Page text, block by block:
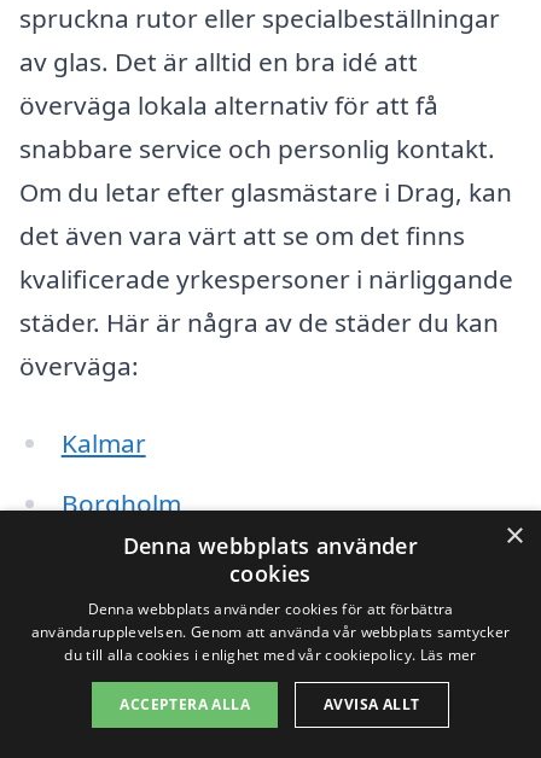
spruckna rutor eller specialbeställningar
av glas. Det är alltid en bra idé att
överväga lokala alternativ för att få
snabbare service och personlig kontakt.
Om du letar efter glasmästare i Drag, kan
det även vara värt att se om det finns
kvalificerade yrkespersoner i närliggande
städer. Här är några av de städer du kan
överväga:
Kalmar
Borgholm
Mörbylånga
Färjestaden
Oskarshamn
×
Denna webbplats använder
cookies
Denna webbplats använder cookies för att förbättra
användarupplevelsen. Genom att använda vår webbplats samtycker
du till alla cookies i enlighet med vår cookiepolicy. Läs mer
ACCEPTERA ALLA AVVISA ALLT